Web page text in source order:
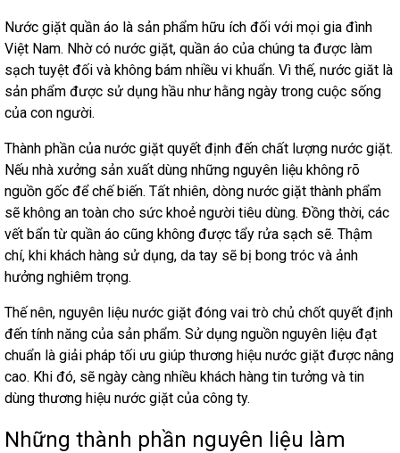
Nước giặt quần áo là sản phẩm hữu ích đối với mọi gia đình
Việt Nam. Nhờ có nước giặt, quần áo của chúng ta được làm
sạch tuyệt đối và không bám nhiều vi khuẩn. Vì thế, nước giăt là
sản phẩm được sử dụng hầu như hằng ngày trong cuộc sống
của con người.
Thành phần của nước giặt quyết định đến chất lượng nước giặt.
Nếu nhà xưởng sản xuất dùng những nguyên liệu không rõ
nguồn gốc để chế biến. Tất nhiên, dòng nước giặt thành phẩm
sẽ không an toàn cho sức khoẻ người tiêu dùng. Đồng thời, các
vết bẩn từ quần áo cũng không được tẩy rửa sạch sẽ. Thậm
chí, khi khách hàng sử dụng, da tay sẽ bị bong tróc và ảnh
hưởng nghiêm trọng.
Thế nên, nguyên liệu nước giặt đóng vai trò chủ chốt quyết định
đến tính năng của sản phẩm. Sử dụng nguồn nguyên liệu đạt
chuẩn là giải pháp tối ưu giúp thương hiệu nước giặt được nâng
cao. Khi đó, sẽ ngày càng nhiều khách hàng tin tưởng và tin
dùng thương hiệu nước giặt của công ty.
Những thành phần nguyên liệu làm